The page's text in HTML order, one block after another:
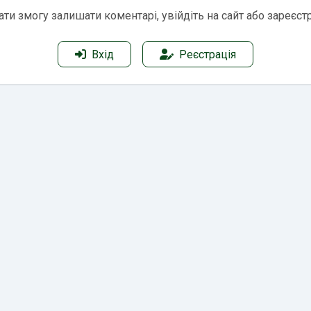
змогу залишати коментарі, увійдіть на сайт або
Вхід Реєстрація